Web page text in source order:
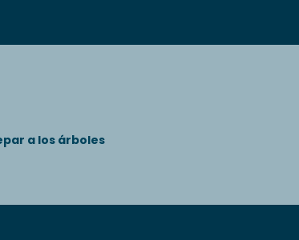
a los árboles